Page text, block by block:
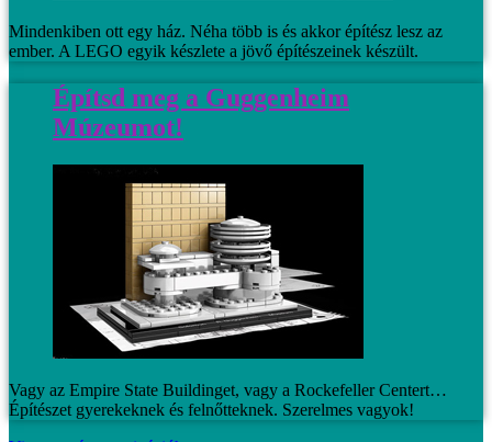
Mindenkiben ott egy ház. Néha több is és akkor építész lesz az
ember. A LEGO egyik készlete a jövő építészeinek készült.
Építsd meg a Guggenheim
Múzeumot!
Vagy az Empire State Buildinget, vagy a Rockefeller Centert…
Építészet gyerekeknek és felnőtteknek. Szerelmes vagyok!